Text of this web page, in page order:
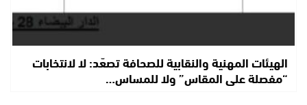
الهيئات المهنية والنقابية للصحافة تصعّد: لا لانتخابات
“مفصلة على المقاس” ولا للمساس…